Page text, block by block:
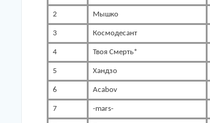
2 Мышко
3 Космодесант
4 Твоя Смерть*
5 Хандзо
6 Acabov
7 -mars-